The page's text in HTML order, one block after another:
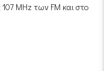
MHz των FM και στο